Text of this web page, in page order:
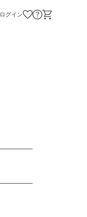
ログイン お気に入り商品
お問い合わせ